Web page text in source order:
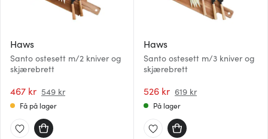
Haws
Santo ostesett m/2 kniver og
skjærebrett
467 kr 549 kr
Få på lager
Haws
Santo ostesett m/3 kniver og
skjærebrett
526 kr 619 kr
På lager